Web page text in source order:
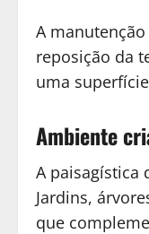
A
reposição da
uma
Ambiente
A paisagística
Jardins,
que